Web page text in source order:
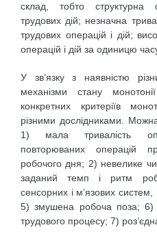
склад, тобто структурна
трудових дій; незначна
трудових операцій і дій;
операцій і дій за одиницю
У зв’язку з наявністю
механізми стану
конкретних критеріїв
різними дослідниками.
1) мала тривалість
повторюваних операцій
робочого дня; 2) невелике
заданий темп і ритм
сенсорних і м’язових
5) змушена робоча поза; 6)
трудового процесу; 7)